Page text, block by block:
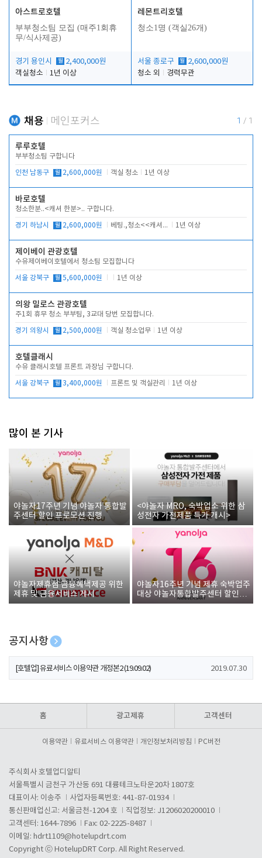
아스트로호텔
부부청소팀 모집 (매주1회휴
무/식사제공)
경기 용인시 월 2,400,000원
객실청소
1년 이상
레몬트리호텔
청소1명 (객실26개)
서울 종로구 월 2,600,000원
청소 외
경력무관
채용 메인포커스 1 / 1
루루호텔
부부청소팀 구합니다
인천 남동구 월 2,600,000원 객실 청소 1년 이상
바로호텔
청소한분..<캐셔 한분>.. 구합니다.
경기 하남시 월 2,600,000원 베팅.,청소<<캐셔 모셔봅니다. 1년 이상
제이베이 관광호텔
수유제이베이호텔에서 청소팀 모집합니다
서울 강북구 월 5,600,000원 1년 이상
의왕 밀로스 관광호텔
주1회 휴무 청소 부부팀, 3교대 당번 모집합니다.
경기 의왕시 월 2,500,000원 객실 청소업무 1년 이상
호텔클래시
수유 클래시호텔 프론트 과장님 구합니다.
서울 강북구 월 3,400,000원 프론트 및 객실관리 1년 이상
많이 본 기사
야놀자17주년 기념 야놀자 통합발
주센터 할인 프로모션 진행
<야놀자 MRO, 숙박업소 위한 삼
성전자 가전제품 특가 개시>
야놀자제휴점 금융혜택제공 위한
제휴 및 금융서비스 게시
야놀자16주년 기념 제휴 숙박업주
대상 야놀자통합발주센터 할인쿠
폰 증정
공지사항
[호텔업] 개인정보 처리방침 개정본1 (19.09.02)
[호텔업] 유료서비스 이용약관 개정본2 (19.09.02) 2019.07.30
홈 광고제휴 고객센터
이용약관 유료서비스 이용약관 개인정보처리방침 PC버전
주식회사 호텔업디알티
서울특별시 금천구 가산동 691 대륭테크노타운20차 1807호
대표이사: 이송주
사업자등록번호: 441-87-01934
통신판매업신고: 서울금천-1204 호
직업정보: J1206020200010
고객센터: 1644-7896
Fax: 02-2225-8487
이메일: hdrt1109@hotelupdrt.com
Copyright ⓒ HotelupDRT Corp. All Right Reserved.